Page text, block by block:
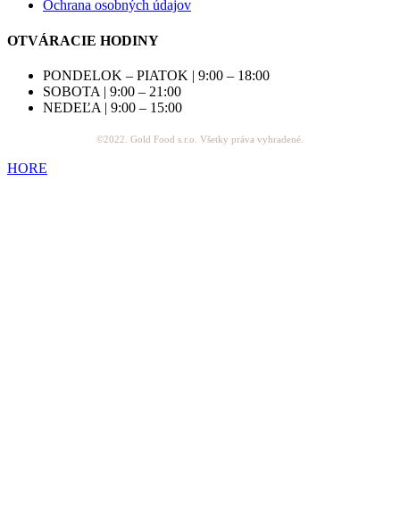
Ochrana osobných údajov
OTVÁRACIE HODINY
PONDELOK – PIATOK | 9:00 – 18:00
SOBOTA | 9:00 – 21:00
NEDEĽA | 9:00 – 15:00
©2022. Gold Food s.r.o. Všetky práva vyhradené.
HORE